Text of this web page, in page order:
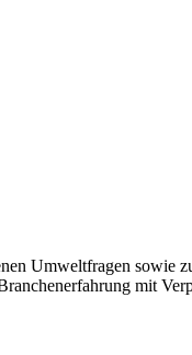
Umweltfragen sowie
mit